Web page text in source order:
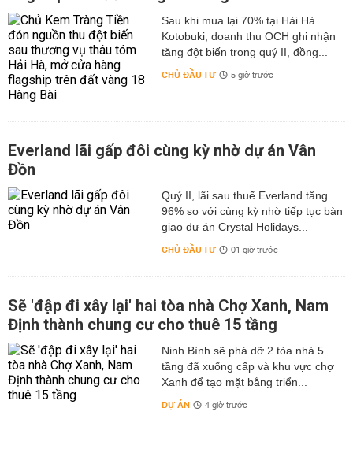
Sau khi mua lại 70% tại Hải Hà
Kotobuki, doanh thu OCH ghi nhận
tăng đột biến trong quý II, đồng...
CHỦ ĐẦU TƯ 5 giờ trước
Everland lãi gấp đôi cùng kỳ nhờ dự án Vân
Đồn
Quý II, lãi sau thuế Everland tăng
96% so với cùng kỳ nhờ tiếp tục bàn
giao dự án Crystal Holidays...
CHỦ ĐẦU TƯ 01 giờ trước
Sẽ 'đập đi xây lại' hai tòa nhà Chợ Xanh, Nam
Định thành chung cư cho thuê 15 tầng
Ninh Bình sẽ phá dỡ 2 tòa nhà 5
tầng đã xuống cấp và khu vực chợ
Xanh để tạo mặt bằng triển...
DỰ ÁN 4 giờ trước